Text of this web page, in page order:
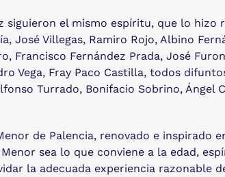
el mismo espíritu, que lo hizo
Villegas, Ramiro Rojo, Albino
Francisco Fernández Prada, José
Vega, Fray Paco Castilla, todos
Turrado, Bonifacio Sobrino, Ángel
de Palencia, renovado e inspirado
sea lo que conviene a la edad,
la adecuada experiencia razonable